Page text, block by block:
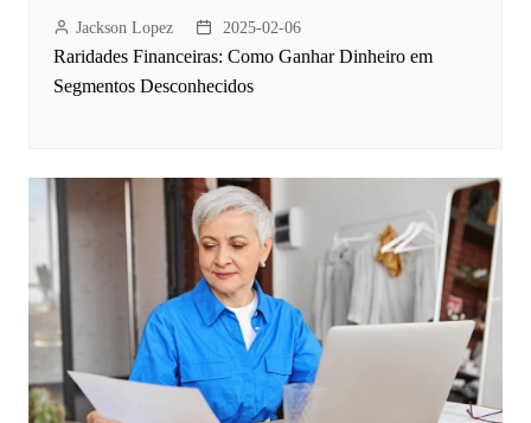
Jackson Lopez 2025-02-06
Raridades Financeiras: Como Ganhar Dinheiro em
Segmentos Desconhecidos